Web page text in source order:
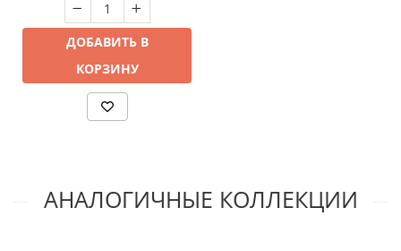
ДОБАВИТЬ В
КОРЗИНУ
АНАЛОГИЧНЫЕ КОЛЛЕКЦИИ